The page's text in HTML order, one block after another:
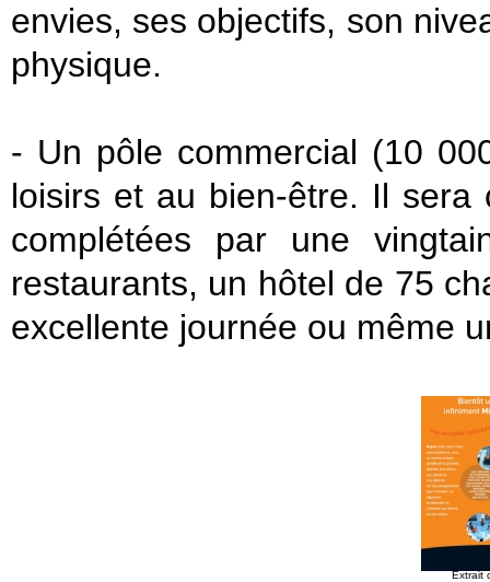
envies, ses objectifs, son
physique.
- Un pôle commercial (10
loisirs et au bien-être. Il sera
complétées par une
restaurants, un hôtel de 75
excellente journée ou même
Extrait